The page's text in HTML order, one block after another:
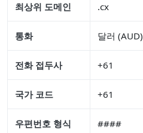
최상위 도메인 .cx
통화 달러 (AUD)
전화 접두사 +61
국가 코드 +61
우편번호 형식 ####